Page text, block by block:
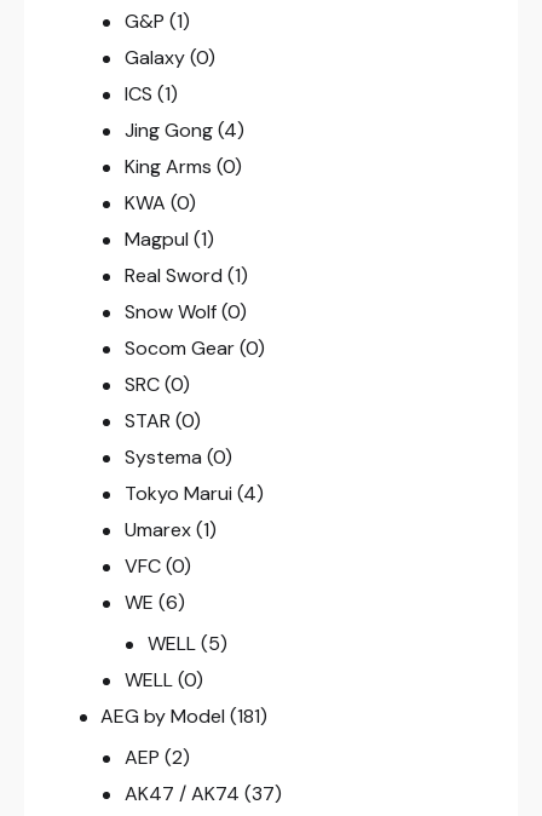
G&P (1)
Galaxy (0)
ICS (1)
Jing Gong (4)
King Arms (0)
KWA (0)
Magpul (1)
Real Sword (1)
Snow Wolf (0)
Socom Gear (0)
SRC (0)
STAR (0)
Systema (0)
Tokyo Marui (4)
Umarex (1)
VFC (0)
WE (6)
WELL (5)
WELL (0)
AEG by Model (181)
AEP (2)
AK47 / AK74 (37)